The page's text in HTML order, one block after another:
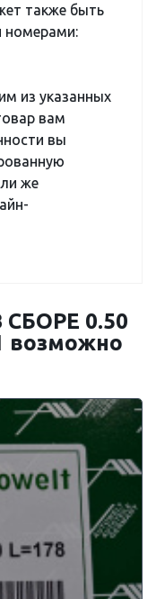
также быть
номерами:
из указанных
вам
вы
же
0.50
возможно